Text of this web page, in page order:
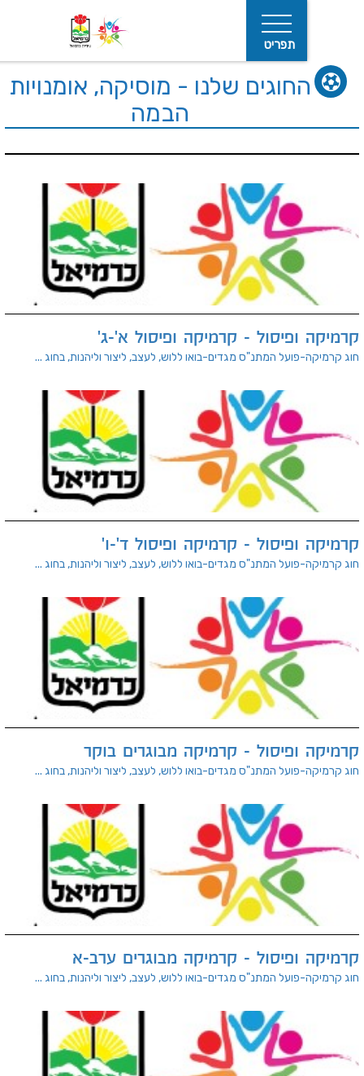
שלנו - מוסיקה, אומנויות
הבמה
- קרמיקה ופיסול א'-ג'
המתנ"ס מגדים-בואו ללוש, לעצב, ליצור וליהנות, בחוג ...
- קרמיקה ופיסול ד'-ו'
המתנ"ס מגדים-בואו ללוש, לעצב, ליצור וליהנות, בחוג ...
- קרמיקה מבוגרים בוקר
המתנ"ס מגדים-בואו ללוש, לעצב, ליצור וליהנות, בחוג ...
ופיסול - קרמיקה מבוגרים ערב-א
המתנ"ס מגדים-בואו ללוש, לעצב, ליצור וליהנות, בחוג ...